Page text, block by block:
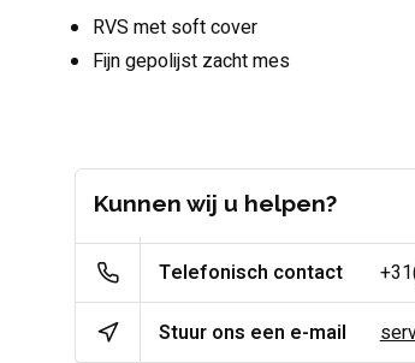
RVS met soft cover
Fijn gepolijst zacht mes
Kunnen wij u helpen?
Telefonisch contact
Stuur ons een e-mail